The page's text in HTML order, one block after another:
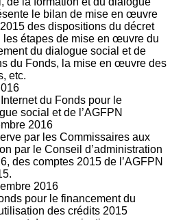
le bilan de mise en œuvre
des dispositions du décret
les étapes de mise en œuvre du
du dialogue social et de
du Fonds, la mise en œuvre des
etc.
du Fonds pour le
social et de l’AGFPN
2016
par les Commissaires aux
par le Conseil d’administration
des comptes 2015 de l’AGFPN
2016
pour le financement du
des crédits 2015